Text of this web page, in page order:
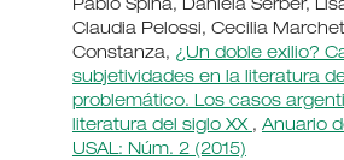
Pablo Spina, Daniela Serber,
Claudia Pelossi, Cecilia
Constanza, ¿Un doble exilio?
subjetividades en la literatura
problemático. Los casos
literatura del siglo XX , Anuario
USAL: Núm. 2 (2015)